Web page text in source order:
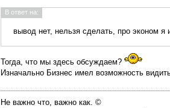
В ответ на:
вывод нет, нельзя сделать, про эконом я
Тогда, что мы здесь обсуждаем?
Изначально Бизнес имел возможность
Не важно что, важно как. ©